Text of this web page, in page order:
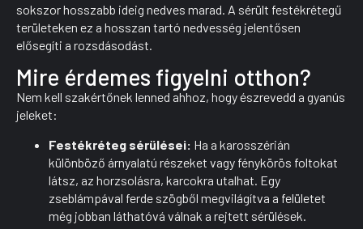
sokszor hosszabb ideig nedves marad. A sérült festékrétegű
területeken ez a hosszan tartó nedvesség jelentősen
elősegíti a rozsdásodást.
Mire érdemes figyelni otthon?
Nem kell szakértőnek lenned ahhoz, hogy észrevedd a gyanús
jeleket:
Festékréteg sérülései: Ha a karosszérián
különböző árnyalatú részeket vagy fénykörös foltokat
látsz, az horzsolásra, karcokra utalhat. Egy
zseblámpával ferde szögből megvilágítva a felületet
még jobban láthatóvá válnak a rejtett sérülések.